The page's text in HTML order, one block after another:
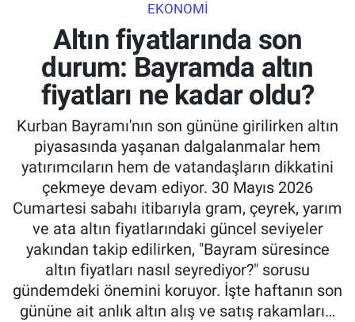
EKONOMİ
Altın fiyatlarında son
durum: Bayramda altın
fiyatları ne kadar oldu?
Kurban Bayramı'nın son gününe girilirken altın
piyasasında yaşanan dalgalanmalar hem
yatırımcıların hem de vatandaşların dikkatini
çekmeye devam ediyor. 30 Mayıs 2026
Cumartesi sabahı itibarıyla gram, çeyrek, yarım
ve ata altın fiyatlarındaki güncel seviyeler
yakından takip edilirken, "Bayram süresince
altın fiyatları nasıl seyrediyor?" sorusu
gündemdeki önemini koruyor. İşte haftanın son
gününe ait anlık altın alış ve satış rakamları…